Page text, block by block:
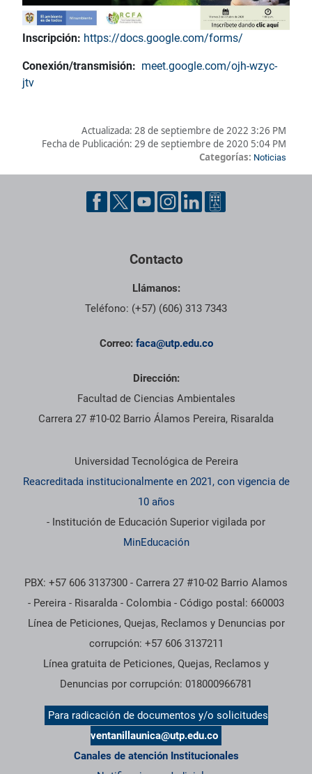
Inscripción: https://docs.google.com/forms/
Conexión/transmisión: meet.google.com/ojh-wzyc-
jtv
Actualizada: 28 de septiembre de 2022 3:26 PM
Fecha de Publicación: 29 de septiembre de 2020 5:04 PM
Categorías: Noticias
Pie de página con información de contacto, redes sociales y
Contacto
Llámanos:
Teléfono: (+57) (606) 313 7343
Correo: faca@utp.edu.co
Dirección:
Facultad de Ciencias Ambientales
Carrera 27 #10-02 Barrio Álamos Pereira, Risaralda
Información institucional
Universidad Tecnológica de Pereira
Reacreditada institucionalmente en 2021, con vigencia de
10 años
- Institución de Educación Superior vigilada por
MinEducación
PBX: +57 606 3137300 - Carrera 27 #10-02 Barrio Alamos
- Pereira - Risaralda - Colombia - Código postal: 660003
Línea de Peticiones, Quejas, Reclamos y Denuncias por
corrupción: +57 606 3137211
Línea gratuita de Peticiones, Quejas, Reclamos y
Denuncias por corrupción: 018000966781
Para radicación de documentos y/o solicitudes
ventanillaunica@utp.edu.co
Canales de atención Institucionales